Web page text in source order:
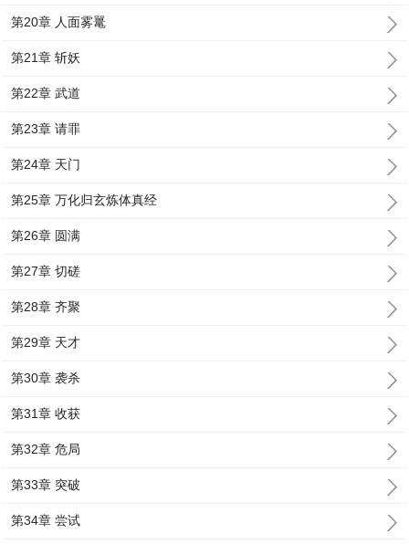
第20章 人面雾鼍
第21章 斩妖
第22章 武道
第23章 请罪
第24章 天门
第25章 万化归玄炼体真经
第26章 圆满
第27章 切磋
第28章 齐聚
第29章 天才
第30章 袭杀
第31章 收获
第32章 危局
第33章 突破
第34章 尝试